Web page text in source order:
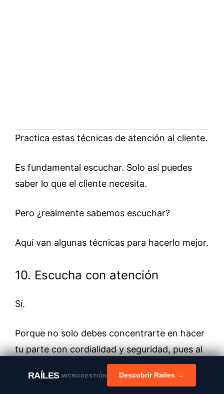
Practica estas técnicas de atención al cliente.
Es fundamental escuchar. Solo así puedes
saber lo que el cliente necesita.
Pero ¿realmente sabemos escuchar?
Aquí van algunas técnicas para hacerlo mejor.
10. Escucha con atención
Sí.
Porque no solo debes concentrarte en hacer
tu parte con cordialidad y seguridad, pues al
mismo tiempo debes estar atento a lo que el
cliente dice.
RAÍLESMICROGESTIÓN Descubrir Raíles →